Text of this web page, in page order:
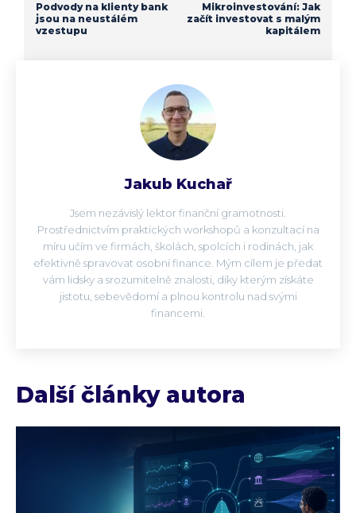
Podvody na klienty bank
jsou na neustálém
vzestupu
Mikroinvestování: Jak
začít investovat s malým
kapitálem
Jakub Kuchař
Jsem nezávislý lektor finanční gramotnosti.
Prostřednictvím praktických workshopů a konzultací na
míru učím ve firmách, školách, spolcích i rodinách, jak
efektivně spravovat osobní finance. Mým cílem je předat
vám lidsky a srozumitelně znalosti, díky kterým získáte
jistotu, sebevědomí a plnou kontrolu nad svými
financemi.
Další články autora